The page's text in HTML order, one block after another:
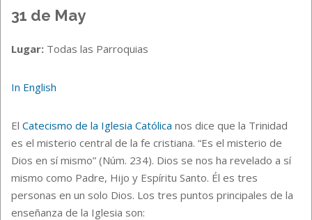
31 de May
Lugar: Todas las Parroquias
In English
El Catecismo de la Iglesia Católica nos dice que la Trinidad
es el misterio central de la fe cristiana. “Es el misterio de
Dios en sí mismo” (Núm. 234). Dios se nos ha revelado a sí
mismo como Padre, Hijo y Espíritu Santo. Él es tres
personas en un solo Dios. Los tres puntos principales de la
enseñanza de la Iglesia son: